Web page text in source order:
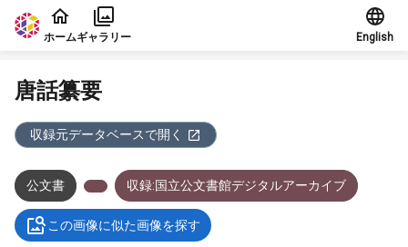
本文に飛ぶ
ホームギャラリー English
唐話纂要
収録元データベースで開く
公文書 収録:国立公文書館デジタルアーカイブ
この画像に似た画像を探す